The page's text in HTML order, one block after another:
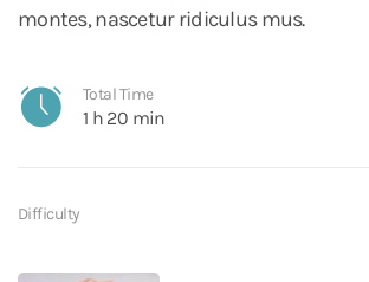
montes, nascetur ridiculus mus.
Total Time
1 h 20 min
Difficulty